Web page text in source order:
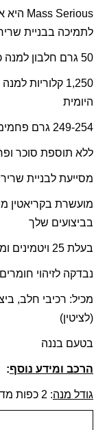
Mass Serious היא
לתמיכה בבניית
50 גרם חלבון למנה כדי לעזור לבנות ולתחזק את השרירים
1,250 קלוריות למנה כדי לעזור להגביר את צריכת הקלוריות
היומית
249-254 גרם פחמימות למנה
ללא תוספת סוכר ופחות מ5 גרם
מסייעת לבניית
מועשרת בקריאטין
בביצועים שלך
בעלת
נבדקה לזיהוי
מכיל: רכיבי חלב,
(לציטין)
בטעם בננה
הרכב ומידע נוסף:
גודל מנה: 2 כפות מדידה (334 גרם)